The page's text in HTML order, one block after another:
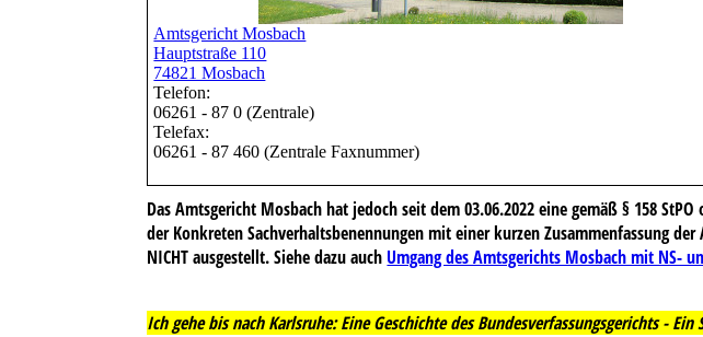
Amtsgericht Mosbach
Hauptstraße 110
74821 Mosbach
Telefon:
06261 - 87 0 (Zentrale)
Telefax:
06261 - 87 460 (Zentrale Faxnummer)
Das Amtsgericht Mosbach hat jedoch seit dem 03.06.2022 eine gemäß § 158
der Konkreten Sachverhaltsbenennungen mit einer kurzen Zusammenfassung
NICHT ausgestellt. Siehe dazu auch Umgang des Amtsgerichts Mosbach mit NS-
Ich gehe bis nach Karlsruhe: Eine Geschichte des Bundesverfassungsgerichts - Ein